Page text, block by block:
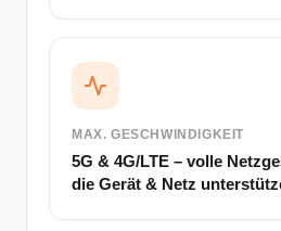
MAX. GESCHWINDIGKEIT
5G & 4G/LTE – volle
die Gerät & Netz